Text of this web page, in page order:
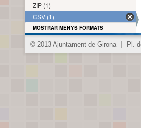
ZIP (1)
CSV (1)
MOSTRAR MENYS FORMATS
© 2013 Ajuntament de Girona Pl.